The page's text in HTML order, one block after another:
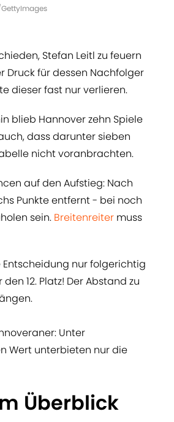
Stefan Leitl zu feuern
Druck für dessen Nachfolger
dieser fast nur verlieren.
blieb Hannover zehn Spiele
dass darunter sieben
nicht voranbrachten.
auf den Aufstieg: Nach
Punkte entfernt - bei noch
sein. Breitenreiter muss
Entscheidung nur folgerichtig
12. Platz! Der Abstand zu
Unter
Wert unterbieten nur die
Überblick